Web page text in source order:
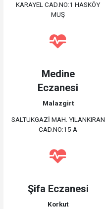
KARAYEL CAD.NO:1 HASKÖY
MUŞ
Medine
Eczanesi
Malazgirt
SALTUKGAZİ MAH. YILANKIRAN
CAD.NO:15 A
Şifa Eczanesi
Korkut